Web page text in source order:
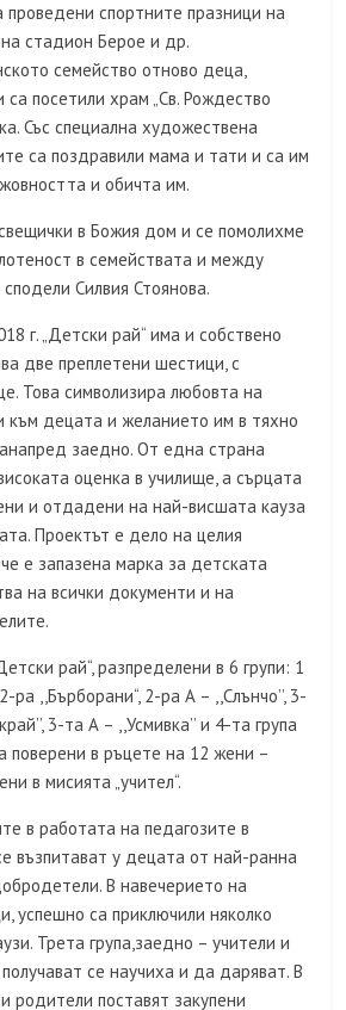
спортните празници на
стадион Берое и др.
семейство отново деца,
посетили храм „Св. Рождество
Със специална художествена
са поздравили мама и тати и са им
и обичта им.
в Божия дом и се помолихме
в семействата и между
Силвия Стоянова.
г. „Детски рай“ има и собствено
две преплетени шестици, с
Това символизира любовта на
към децата и желанието им в тяхно
заедно. От една страна
оценка в училище, а сърцата
и отдадени на най-висшата кауза
Проектът е дело на целия
е запазена марка за детската
на всички документи и на
рай“, разпределени в 6 групи: 1
ра ,,Бърборани“, 2-ра А – ,,Слънчо’’, 3-
3-та А – ,,Усмивка’’ и 4-та група
поверени в ръцете на 12 жени –
в мисията „учител“.
в работата на педагозите в
възпитават у децата от най-ранна
В навечерието на
успешно са приключили няколко
Трета група,заедно – учители и
се научиха и да даряват. В
родители поставят закупени